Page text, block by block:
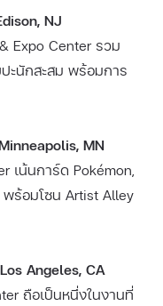
NJ
Expo Center รวม
ะนักสะสม พร้อมการ
MN
เน้นการ์ด Pokémon,
ร้อมโซน Artist Alley
Angeles, CA
ถือเป็นหนึ่งในงานที่